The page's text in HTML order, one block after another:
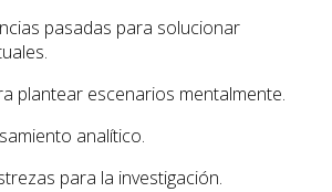
pasadas para solucionar
plantear escenarios mentalmente.
analítico.
para la investigación.